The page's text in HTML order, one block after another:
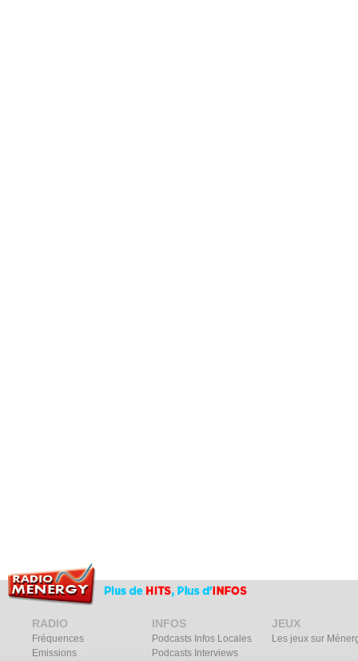
RADIO
Fréquences
Emissions
INFOS
Podcasts Infos Locales
Podcasts Interviews
JEUX
Les jeux sur